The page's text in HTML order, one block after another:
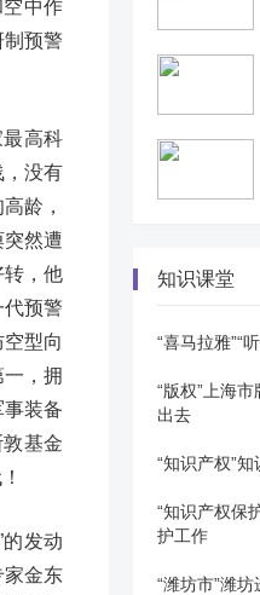
空中作
预警
最高科
，没有
龄，
然遭
转，他
预警
型向
，拥
装备
基金
发动
家金东
知识课堂
“喜马拉雅”“
“版权”上海
出去
“知识产权”
“知识产权保
护工作
“潍坊市”潍